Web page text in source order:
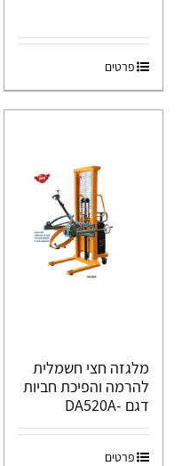
פרטים
מלגזה חצי חשמלית
להרמה והפיכת חביות
דגם -DA520A
פרטים